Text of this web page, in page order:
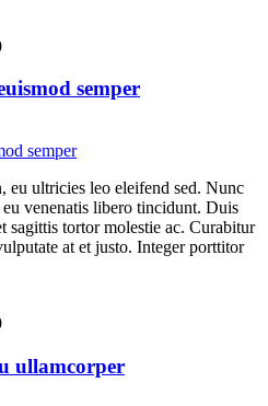
semper
eu ultricies leo eleifend sed. Nunc
venenatis libero tincidunt. Duis
sagittis tortor molestie ac. Curabitur
at et justo. Integer porttitor
ullamcorper